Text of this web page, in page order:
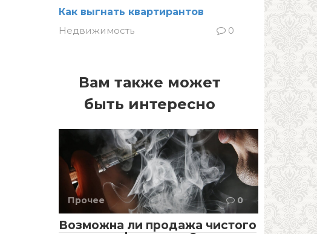
Как выгнать квартирантов
Недвижимость
0
Вам также может
быть интересно
Прочее 0
Возможна ли продажа чистого